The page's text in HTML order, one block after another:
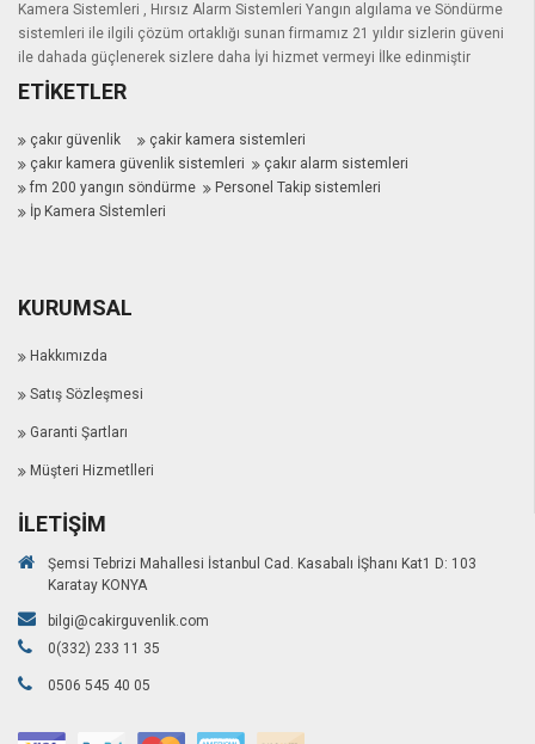
Kamera Sistemleri , Hırsız Alarm Sistemleri Yangın algılama ve Söndürme
sistemleri ile ilgili çözüm ortaklığı sunan firmamız 21 yıldır sizlerin güveni
ile dahada güçlenerek sizlere daha İyi hizmet vermeyi İlke edinmiştir
ETIKETLER
çakır güvenlik
çakir kamera sistemleri
çakır kamera güvenlik sistemleri
çakır alarm sistemleri
fm 200 yangın söndürme
Personel Takip sistemleri
İp Kamera Sİstemleri
KURUMSAL
Hakkımızda
Satış Sözleşmesi
Garanti Şartları
Müşteri Hizmetlleri
İLETIŞIM
Şemsi Tebrizi Mahallesi İstanbul Cad. Kasabalı İŞhanı Kat1 D: 103
Karatay KONYA
bilgi@cakirguvenlik.com
0(332) 233 11 35
0506 545 40 05